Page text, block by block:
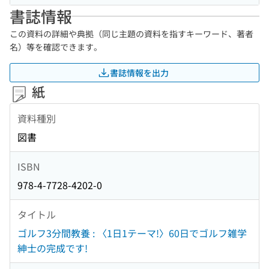
書誌情報
この資料の詳細や典拠（同じ主題の資料を指すキーワード、著者
名）等を確認できます。
書誌情報を出力
紙
資料種別
図書
ISBN
978-4-7728-4202-0
タイトル
ゴルフ3分間教養 : 〈1日1テーマ!〉60日でゴルフ雑学
紳士の完成です!